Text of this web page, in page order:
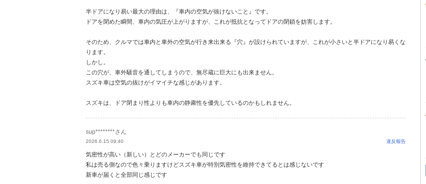
半ドアになり易い最大の理由は、『車内の空気が抜けないこと』です。
ドアを閉めた瞬間、車内の気圧が上がりますが、これが抵抗となってドアの閉鎖を妨害します。
そのため、クルマでは車内と車外の空気が行き来出来る『穴』が設けられていますが、これが小さいと半ドアになり易くな
ります。
しかし。
この穴が、車外騒音を通してしまうので、無尽蔵に巨大にも出来ません。
スズキ車は空気の抜けがイマイチな感じがあります。
スズキは、ドア閉まり性よりも車内の静粛性を優先しているのかもしれません。
sup********さん
2026.6.15 09:40 違反報告
気密性が高い（新しい）とどのメーカーでも同じです
私は売る側なので色々乗りますけどスズキ車が特別気密性を維持できてるとは感じないです
新車が届くと全部同じ感じです